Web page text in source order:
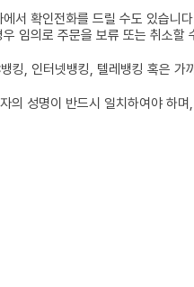
서 확인전화를 드릴 수도 있습니
임의로 주문을 보류 또는 취소할
킹, 인터넷뱅킹, 텔레뱅킹 혹은 가
의 성명이 반드시 일치하여야 하